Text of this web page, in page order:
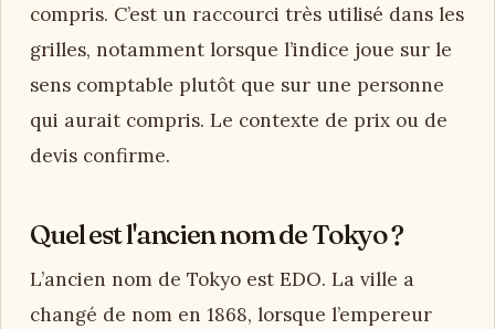
compris. C’est un raccourci très utilisé dans les
grilles, notamment lorsque l’indice joue sur le
sens comptable plutôt que sur une personne
qui aurait compris. Le contexte de prix ou de
devis confirme.
Quel est l'ancien nom de Tokyo ?
L’ancien nom de Tokyo est EDO. La ville a
changé de nom en 1868, lorsque l’empereur